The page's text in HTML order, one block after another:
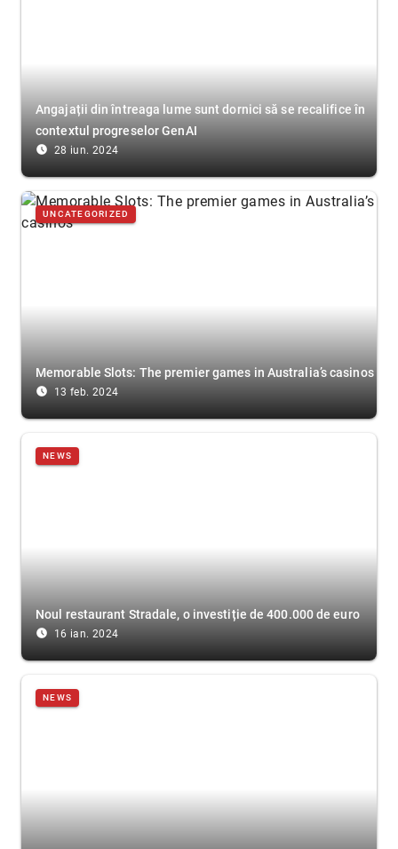
Angajații din întreaga lume sunt dornici să se recalifice în
contextul progreselor GenAI
access_time_filled 28 iun. 2024
UNCATEGORIZED
Memorable Slots: The premier games in Australia’s casinos
access_time_filled 13 feb. 2024
NEWS
Noul restaurant Stradale, o investiție de 400.000 de euro
access_time_filled 16 ian. 2024
NEWS